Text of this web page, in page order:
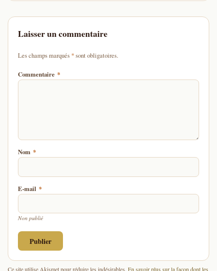
Laisser un commentaire
Les champs marqués *d'un astérisque
sont obligatoires.
Commentaire *
Nom *
E-mail *
Non publié
Ce site utilise Akismet pour réduire les indésirables. En savoir plus sur la façon dont les